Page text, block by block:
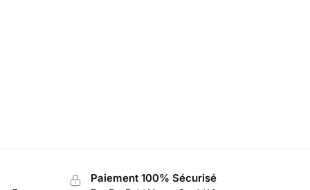
Paiement 100% Sécurisé